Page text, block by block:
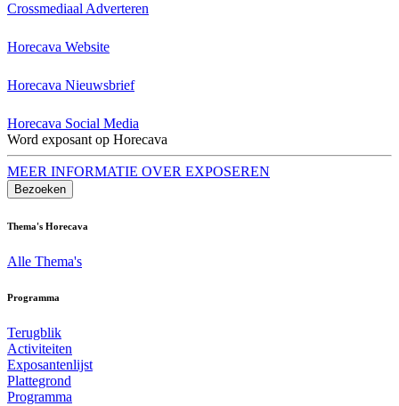
Crossmediaal Adverteren
Horecava Website
Horecava Nieuwsbrief
Horecava Social Media
Word exposant op Horecava
MEER INFORMATIE OVER EXPOSEREN
Bezoeken
Thema's Horecava
Alle Thema's
Programma
Terugblik
Activiteiten
Exposantenlijst
Plattegrond
Programma